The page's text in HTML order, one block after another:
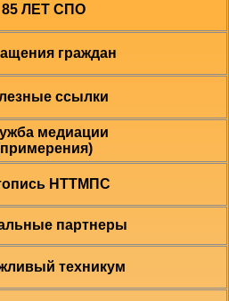
85 ЛЕТ СПО
граждан
ссылки
медиации
НТТМПС
партнеры
техникум